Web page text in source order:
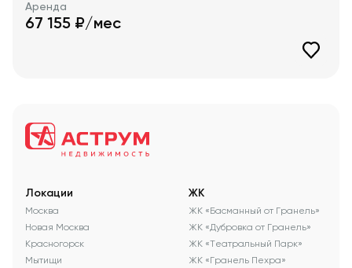
Аренда
67 155 ₽/мес
Локации
Москва
Новая Москва
Красногорск
Мытищи
ЖК
ЖК «Басманный от Гранель»
ЖК «Дубровка от Гранель»
ЖК «Театральный Парк»
ЖК «Гранель Пехра»